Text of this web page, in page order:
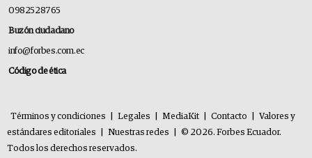
0982528765
Buzón ciudadano
info@forbes.com.ec
Código de ética
Términos y condiciones Legales MediaKit Contacto
Valores y
estándares editoriales
Nuestras redes
© 2026. Forbes Ecuador.
Todos los derechos reservados.